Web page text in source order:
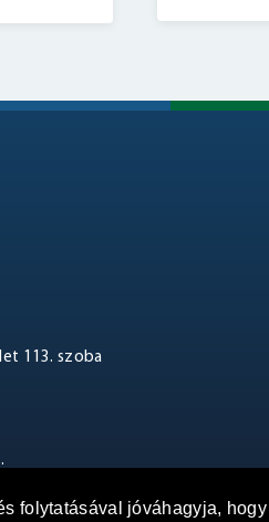
folytatásával jóváhagyja,
113. szoba